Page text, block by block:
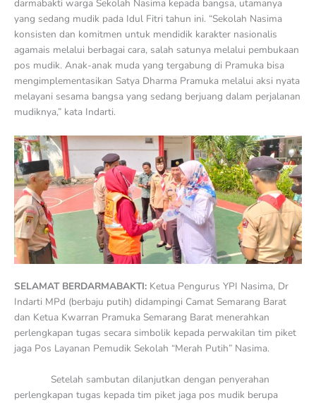
darmabakti warga Sekolah Nasima kepada bangsa, utamanya
yang sedang mudik pada Idul Fitri tahun ini. “Sekolah Nasima
konsisten dan komitmen untuk mendidik karakter nasionalis
agamais melalui berbagai cara, salah satunya melalui pembukaan
pos mudik. Anak-anak muda yang tergabung di Pramuka bisa
mengimplementasikan Satya Dharma Pramuka melalui aksi nyata
melayani sesama bangsa yang sedang berjuang dalam perjalanan
mudiknya,” kata Indarti.
SELAMAT BERDARMABAKTI: Ketua Pengurus YPI Nasima, Dr
Indarti MPd (berbaju putih) didampingi Camat Semarang Barat
dan Ketua Kwarran Pramuka Semarang Barat menerahkan
perlengkapan tugas secara simbolik kepada perwakilan tim piket
jaga Pos Layanan Pemudik Sekolah “Merah Putih” Nasima.
Setelah sambutan dilanjutkan dengan penyerahan
perlengkapan tugas kepada tim piket jaga pos mudik berupa